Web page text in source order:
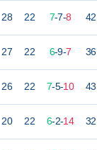
28 22 7-7-8 42
27 22 6-9-7 36
26 22 7-5-10 43
20 22 6-2-14 32